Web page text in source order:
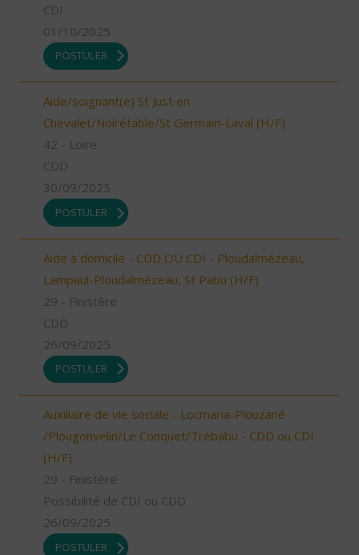
CDI
01/10/2025
POSTULER
Aide/soignant(e) St Just en
Chevalet/Noirétable/St Germain-Laval (H/F)
42 - Loire
CDD
30/09/2025
POSTULER
Aide à domicile - CDD OU CDI - Ploudalmézeau,
Lampaul-Ploudalmézeau, St Pabu (H/F)
29 - Finistère
CDD
26/09/2025
POSTULER
Auxiliaire de vie sociale - Locmaria-Plouzané
/Plougonvelin/Le Conquet/Trébabu - CDD ou CDI
(H/F)
29 - Finistère
Possibilité de CDI ou CDD
26/09/2025
POSTULER